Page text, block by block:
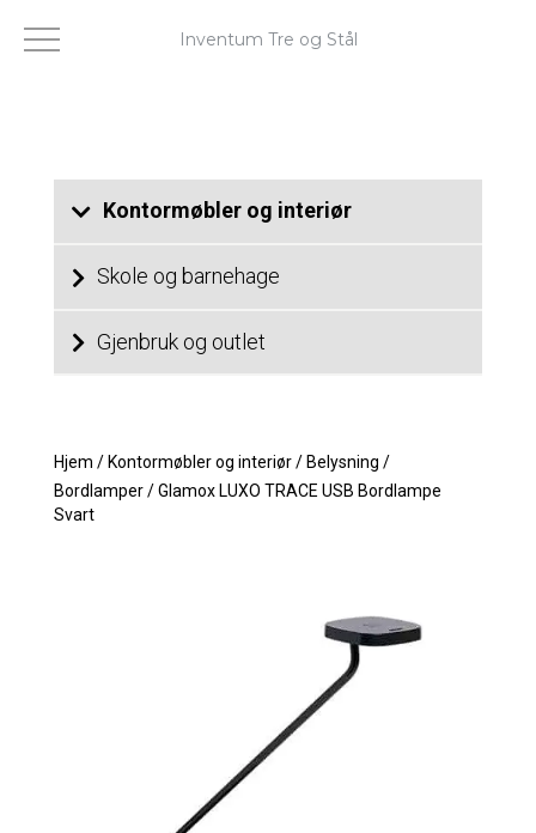
Kontormøbler og interiør
Skole og barnehage
Gjenbruk og outlet
Hjem / Kontormøbler og interiør / Belysning /
Bordlamper /Glamox LUXO TRACE USB Bordlampe
Svart
Inventum Tre og Stål